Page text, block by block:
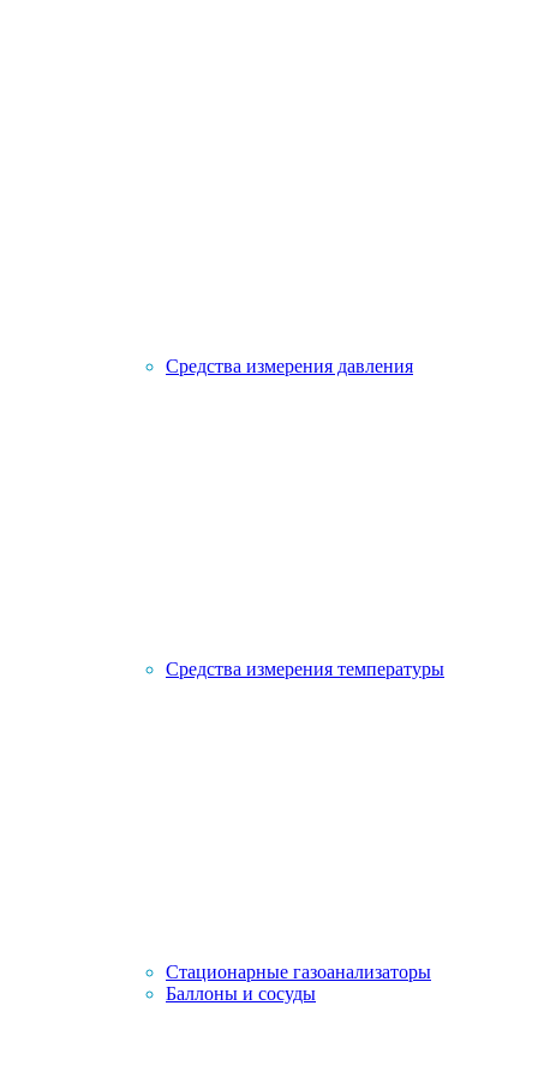
Средства измерения давления
Средства измерения температуры
Стационарные газоанализаторы
Баллоны и сосуды